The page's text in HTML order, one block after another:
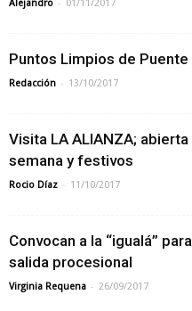
Alejandro 01/11/2017
Puntos Limpios de Puente
Redacción - 13/10/2017
Visita LA ALIANZA;
semana y festivos
Rocio Díaz - 11/10/2017
Convocan a la “igualá”
salida procesional
Virginia Requena - 26/09/2017